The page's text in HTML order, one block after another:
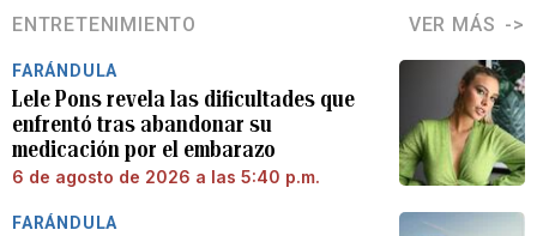
ENTRETENIMIENTO VER MÁS
FARÁNDULA
Lele Pons revela las dificultades que
enfrentó tras abandonar su
medicación por el embarazo
6 de agosto de 2026 a las 5:40 p.m.
FARÁNDULA